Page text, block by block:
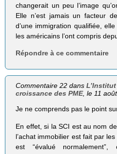
changerait un peu l’image
Elle n’est jamais un facteur
d’une immigration qualifiée,
les américains l’ont compris
Répondre à ce commentaire
Commentaire 22 dans
croissance des PME, le 11
Je ne comprends pas le point
En effet, si la SCI est au nom
l’achat immobilier est fait par
est “évalué